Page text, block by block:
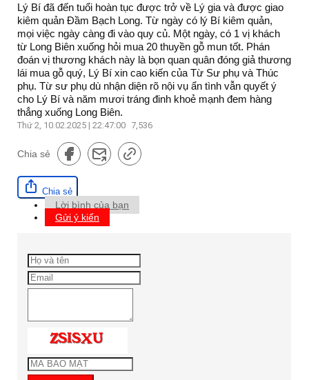
Lý Bí đã đến tuổi hoàn tục được trở về Lý gia và được giao
kiêm quản Đầm Bạch Long. Từ ngày có lý Bí kiêm quản,
mọi việc ngày càng đi vào quy củ. Một ngày, có 1 vị khách
từ Long Biên xuống hỏi mua 20 thuyền gỗ mun tốt. Phán
đoán vị thương khách này là bọn quan quân đóng giả thương
lái mua gỗ quý, Lý Bí xin cao kiến của Từ Sư phụ và Thúc
phụ. Từ sư phụ dù nhận diện rõ nội vụ ẩn tình vẫn quyết ý
cho Lý Bí và năm mươi tráng đinh khoẻ mạnh đem hàng
thẳng xuống Long Biên.
Thứ 2, 10.02.2025 | 22:47:00 7,536
Chia sẻ
Chia sẻ
Lời bình của bạn
Gửi ý kiến